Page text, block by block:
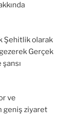
Şehitlik olarak
Gerçek
ve
geniş ziyaret